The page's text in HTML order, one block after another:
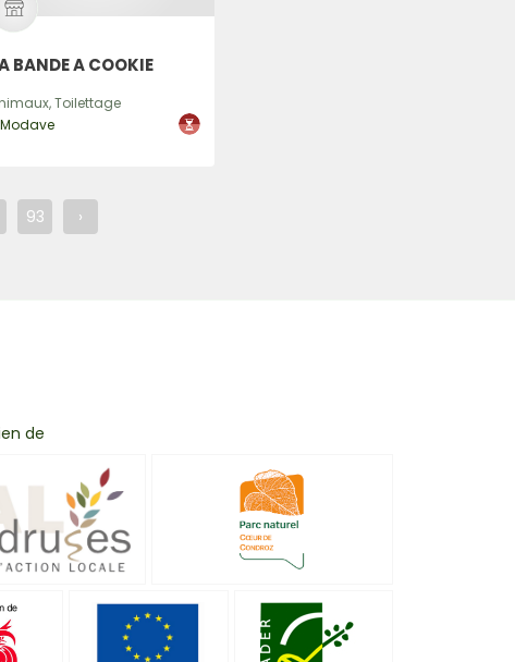
BANDE A COOKIE
Toilettage
Modave
93 ›
de